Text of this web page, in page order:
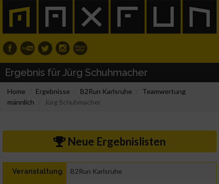
Ergebnis für Jürg Schuhmacher
Home Ergebnisse B2Run Karlsruhe
Teamwertung
männlich
Jürg Schuhmacher
Neue Ergebnislisten
Veranstaltung B2Run Karlsruhe